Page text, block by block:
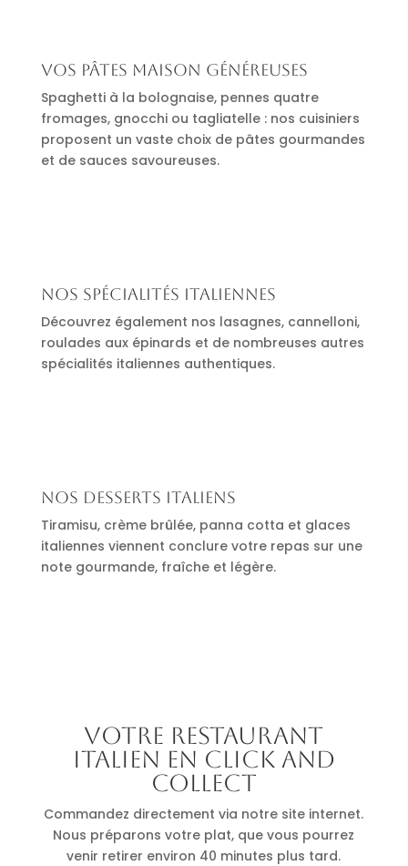
Vos pâtes maison généreuses
Spaghetti à la bolognaise, pennes quatre
fromages, gnocchi ou tagliatelle : nos cuisiniers
proposent un vaste choix de pâtes gourmandes
et de sauces savoureuses.
Nos spécialités italiennes
Découvrez également nos lasagnes, cannelloni,
roulades aux épinards et de nombreuses autres
spécialités italiennes authentiques.
Nos desserts italiens
Tiramisu, crème brûlée, panna cotta et glaces
italiennes viennent conclure votre repas sur une
note gourmande, fraîche et légère.
Votre restaurant
italien en click and
collect
Commandez directement via notre site internet.
Nous préparons votre plat, que vous pourrez
venir retirer environ 40 minutes plus tard.